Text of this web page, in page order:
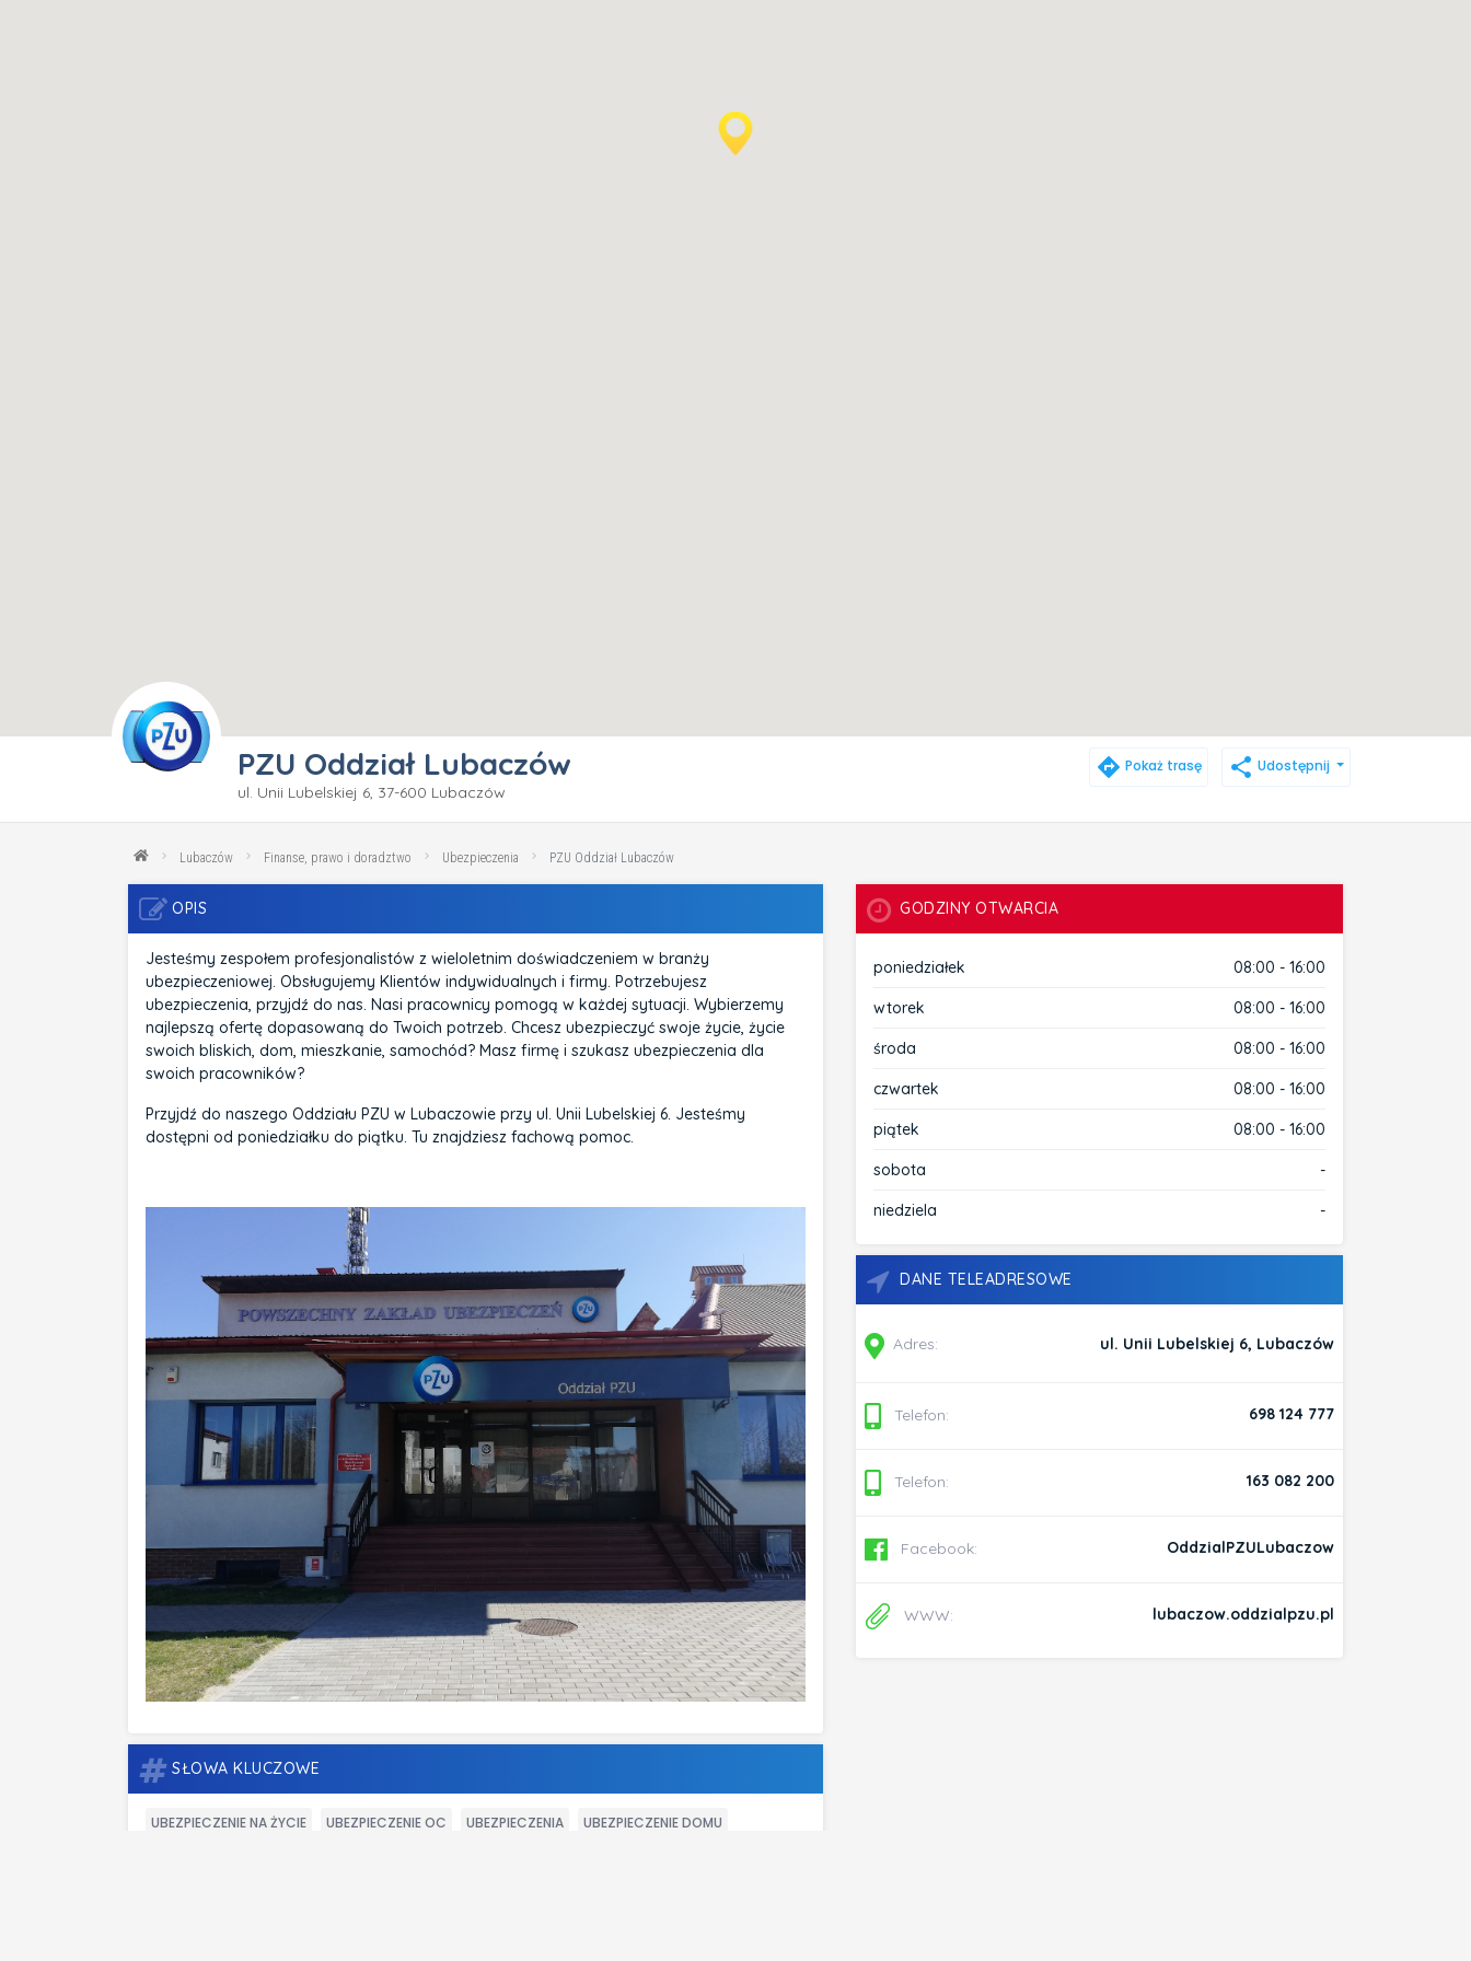
PZU Oddział Lubaczów
ul. Unii Lubelskiej 6, 37-600 Lubaczów
directions Pokaż trasę share Udostępnij
Lubaczów Finanse, prawo i doradztwo Ubezpieczenia PZU Oddział Lubaczów
OPIS
Jesteśmy zespołem profesjonalistów z wieloletnim doświadczeniem w branży
ubezpieczeniowej. Obsługujemy Klientów indywidualnych i firmy. Potrzebujesz
ubezpieczenia, przyjdź do nas. Nasi pracownicy pomogą w każdej sytuacji. Wybierzemy
najlepszą ofertę dopasowaną do Twoich potrzeb. Chcesz ubezpieczyć swoje życie, życie
swoich bliskich, dom, mieszkanie, samochód? Masz firmę i szukasz ubezpieczenia dla
swoich pracowników?
Przyjdź do naszego Oddziału PZU w Lubaczowie przy ul. Unii Lubelskiej 6. Jesteśmy
dostępni od poniedziałku do piątku. Tu znajdziesz fachową pomoc.
SŁOWA KLUCZOWE
UBEZPIECZENIE NA ŻYCIE UBEZPIECZENIE OC UBEZPIECZENIA UBEZPIECZENIE DOMU
GODZINY OTWARCIA
poniedziałek 08:00 - 16:00
wtorek 08:00 - 16:00
środa 08:00 - 16:00
czwartek 08:00 - 16:00
piątek 08:00 - 16:00
sobota -
niedziela -
DANE TELEADRESOWE
Adres: ul. Unii Lubelskiej 6, Lubaczów
Telefon: 698 124 777
Telefon: 163 082 200
Facebook: OddzialPZULubaczow
WWW: lubaczow.oddzialpzu.pl